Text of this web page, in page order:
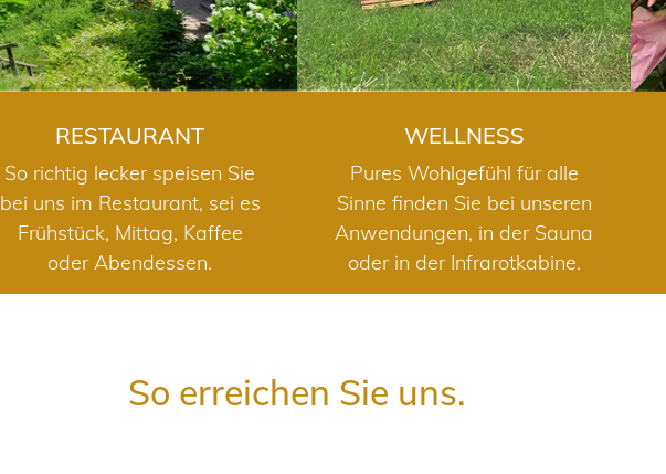
RESTAURANT
So richtig lecker speisen Sie
bei uns im Restaurant, sei es
Frühstück, Mittag, Kaffee
oder Abendessen.
WELLNESS
Pures Wohlgefühl für alle
Sinne finden Sie bei unseren
Anwendungen, in der Sauna
oder in der Infrarotkabine.
So erreichen Sie uns.